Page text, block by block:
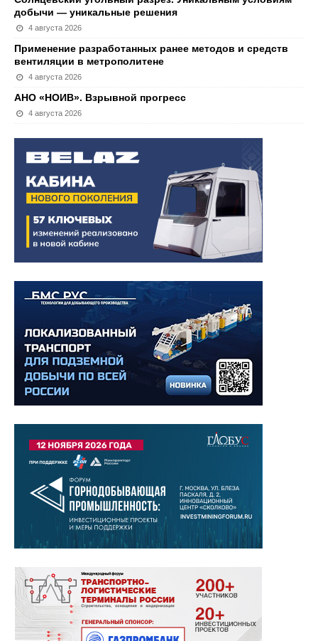
добычи — уникальные решения
4 августа 2026
Применение разработанных ранее методов и средств
вентиляции в метрополитене
4 августа 2026
АНО «НОИВ». Взрывной прогресс
4 августа 2026